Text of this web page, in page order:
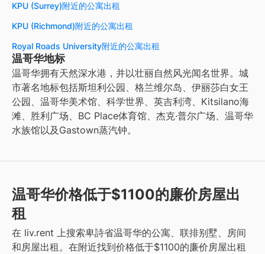
KPU (Surrey)附近的公寓出租
KPU (Richmond)附近的公寓出租
Royal Roads University附近的公寓出租
温哥华地标
温哥华拥有天然深水港，并以壮丽自然风光闻名世界。城
市著名地标包括斯坦利公园、格兰维尔岛、伊丽莎白女王
公园、温哥华美术馆、科学世界、英吉利湾、Kitsilano海
滩、胜利广场、BC Place体育馆、杰克·普尔广场、温哥华
水族馆以及Gastown蒸汽钟。
温哥华价格低于$1100的廉价房屋出
租
在 liv.rent 上搜索卑詩省温哥华的公寓、联排别墅、房间
和房屋出租。在附近找到价格低于$1100的廉价房屋出租